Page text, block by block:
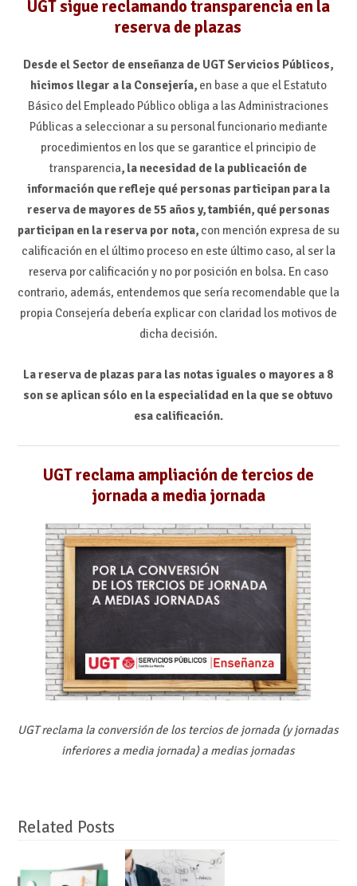
UGT sigue reclamando transparencia en la
reserva de plazas
Desde el Sector de enseñanza de UGT Servicios Públicos,
hicimos llegar a la Consejería, en base a que el Estatuto
Básico del Empleado Público obliga a las Administraciones
Públicas a seleccionar a su personal funcionario mediante
procedimientos en los que se garantice el principio de
transparencia, la necesidad de la publicación de
información que refleje qué personas participan para la
reserva de mayores de 55 años y, también, qué personas
participan en la reserva por nota, con mención expresa de su
calificación en el último proceso en este último caso, al ser la
reserva por calificación y no por posición en bolsa. En caso
contrario, además, entendemos que sería recomendable que la
propia Consejería debería explicar con claridad los motivos de
dicha decisión.
La reserva de plazas para las notas iguales o mayores a 8
son se aplican sólo en la especialidad en la que se obtuvo
esa calificación.
UGT reclama ampliación de tercios de
jornada a media jornada
UGT reclama la conversión de los tercios de jornada (y jornadas
inferiores a media jornada) a medias jornadas
Related Posts